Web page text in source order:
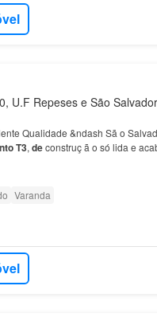
U.F Repeses e São
Qualidade &ndash Sã o
T3, deconstruç ã o só lida e
Varanda